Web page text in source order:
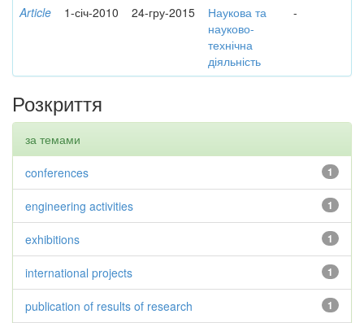
Article 1-січ-2010 24-гру-2015
Наукова та
науково-
технічна
діяльність
-
Розкриття
за темами
1
conferences
1
engineering activities
1
exhibitions
1
international projects
1
publication of results of research